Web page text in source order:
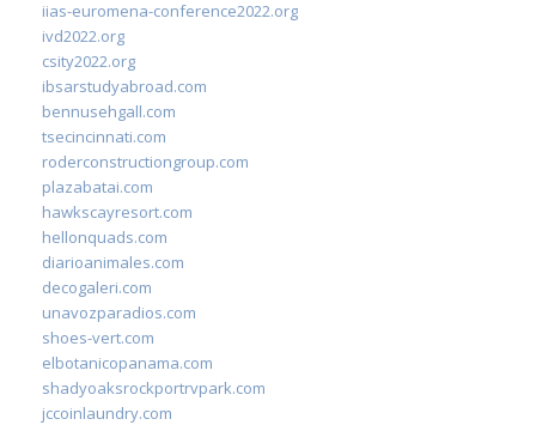
iias-euromena-conference2022.org
ivd2022.org
csity2022.org
ibsarstudyabroad.com
bennusehgall.com
tsecincinnati.com
roderconstructiongroup.com
plazabatai.com
hawkscayresort.com
hellonquads.com
diarioanimales.com
decogaleri.com
unavozparadios.com
shoes-vert.com
elbotanicopanama.com
shadyoaksrockportrvpark.com
jccoinlaundry.com